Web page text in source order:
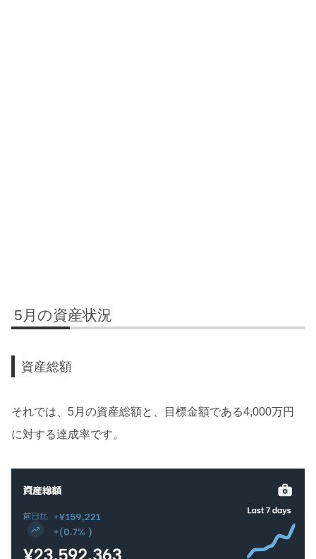
5月の資産状況
資産総額
それでは、5月の資産総額と、目標金額である4,000万円
に対する達成率です。